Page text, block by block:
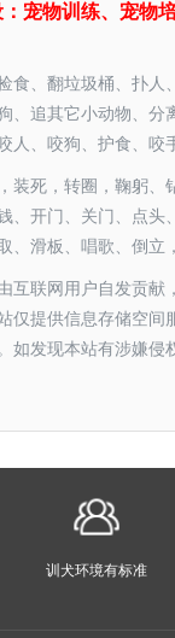
宠物训练、宠物
食、翻垃圾桶、扑人
、追其它小动物、分
人、咬狗、护食、咬
装死，转圈，鞠躬
、开门、关门、点头
、滑板、唱歌、倒立
互联网用户自发贡献
仅提供信息存储空间
如发现本站有涉嫌侵
训犬环境有标准